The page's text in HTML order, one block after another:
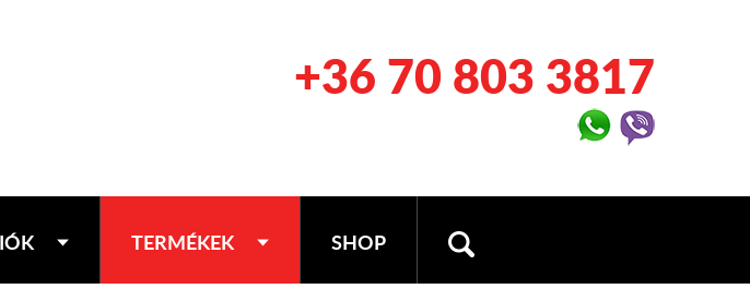
+36 70 803 3817
TERMÉKEK SHOP